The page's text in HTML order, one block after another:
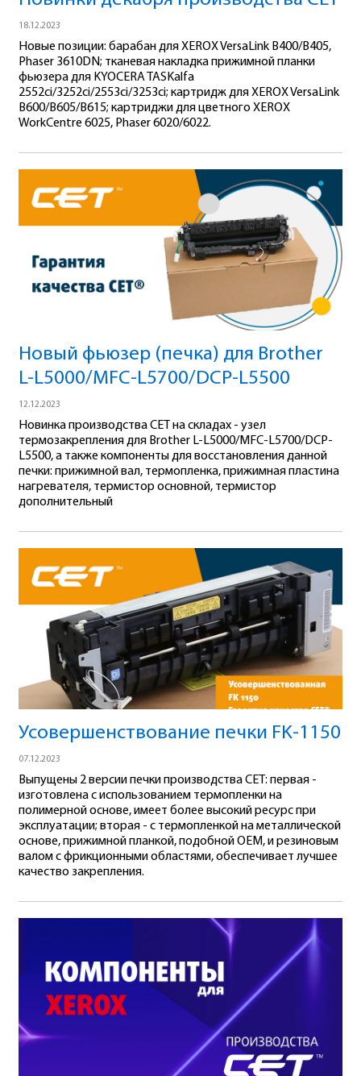
18.12.2023
Новые позиции: барабан для XEROX VersaLink B400/B405,
Phaser 3610DN; тканевая накладка прижимной планки
фьюзера для KYOCERA TASKalfa
2552ci/3252ci/2553ci/3253ci; картридж для XEROX VersaLink
B600/B605/B615; картриджи для цветного XEROX
WorkCentre 6025, Phaser 6020/6022.
Новый фьюзер (печка) для Brother
L-L5000/MFC-L5700/DCP-L5500
12.12.2023
Новинка производства СЕТ на складах - узел
термозакрепления для Brother L-L5000/MFC-L5700/DCP-
L5500, а также компоненты для восстановления данной
печки: прижимной вал, термопленка, прижимная пластина
нагревателя, термистор основной, термистор
дополнительный
Усовершенствование печки FK-1150
07.12.2023
Выпущены 2 версии печки производства CET: первая -
изготовлена с использованием термопленки на
полимерной основе, имеет более высокий ресурс при
эксплуатации; вторая - с термопленкой на металлической
основе, прижимной планкой, подобной OEM, и резиновым
валом с фрикционными областями, обеспечивает лучшее
качество закрепления.